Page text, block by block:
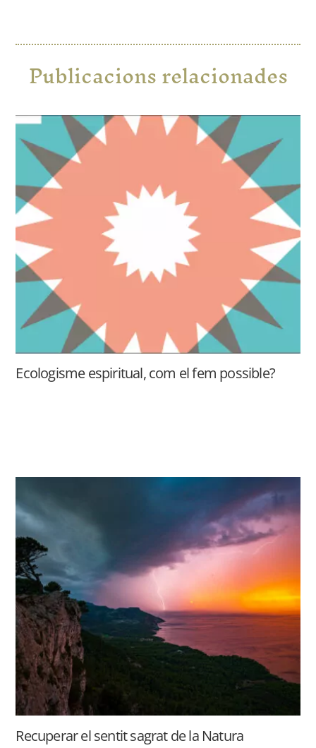
Publicacions relacionades
Ecologisme espiritual, com el fem possible?
Recuperar el sentit sagrat de la Natura